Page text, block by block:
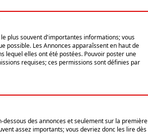
plus souvent d'importantes informations; vous
possible. Les Annonces apparaîssent en haut de
lequel elles ont été postées. Pouvoir poster une
requises; ces permissions sont définies par
dessous des annonces et seulement sur la première
assez importants; vous devriez donc les lire dès